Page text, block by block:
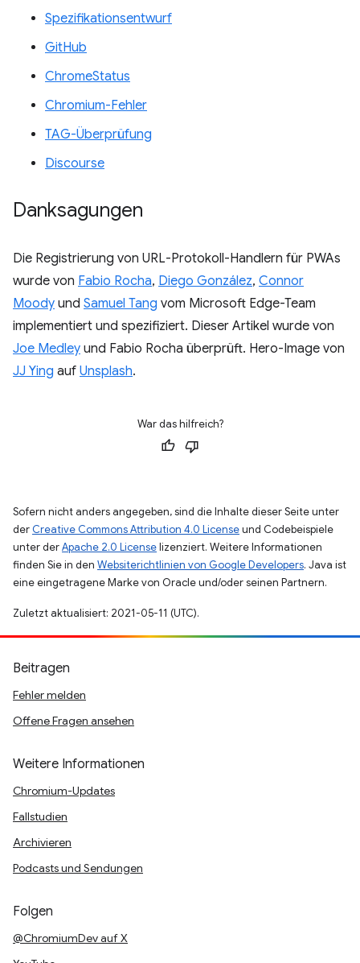
Spezifikationsentwurf
GitHub
ChromeStatus
Chromium-Fehler
TAG-Überprüfung
Discourse
Danksagungen
Die Registrierung von URL-Protokoll-Handlern für PWAs
wurde von Fabio Rocha, Diego González, Connor
Moody und Samuel Tang vom Microsoft Edge-Team
implementiert und spezifiziert. Dieser Artikel wurde von
Joe Medley und Fabio Rocha überprüft. Hero-Image von
JJ Ying auf Unsplash.
War das hilfreich?
Sofern nicht anders angegeben, sind die Inhalte dieser Seite unter
der Creative Commons Attribution 4.0 Licenseund Codebeispiele
unter derApache 2.0 Licenselizenziert. Weitere Informationen
finden Sie in den Websiterichtlinien von Google Developers. Java ist
eine eingetragene Marke von Oracle und/oder seinen Partnern.
Zuletzt aktualisiert: 2021-05-11 (UTC).
Beitragen
Fehler melden
Offene Fragen ansehen
Weitere Informationen
Chromium-Updates
Fallstudien
Archivieren
Podcasts und Sendungen
Folgen
@ChromiumDev auf X